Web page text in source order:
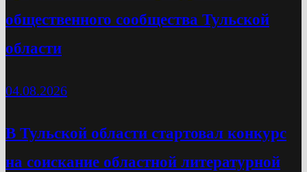
общественного сообщества Тульской
области
04.08.2026
В Тульской области стартовал конкурс
на соискание областной литературной